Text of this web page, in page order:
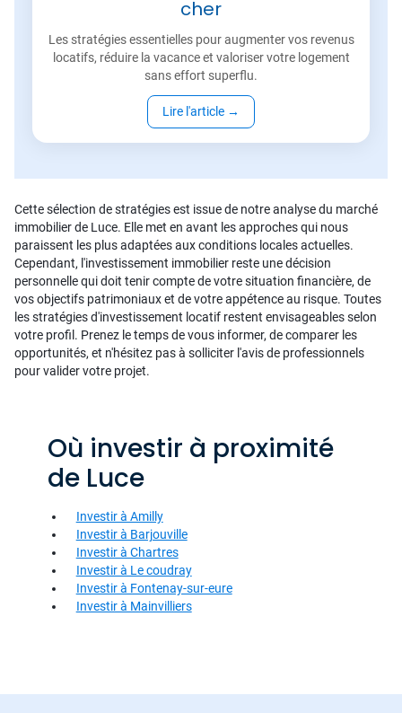
cher
Les stratégies essentielles pour augmenter vos revenus
locatifs, réduire la vacance et valoriser votre logement
sans effort superflu.
Lire l'article →
Cette sélection de stratégies est issue de notre analyse du marché
immobilier de Luce. Elle met en avant les approches qui nous
paraissent les plus adaptées aux conditions locales actuelles.
Cependant, l'investissement immobilier reste une décision
personnelle qui doit tenir compte de votre situation financière, de
vos objectifs patrimoniaux et de votre appétence au risque. Toutes
les stratégies d'investissement locatif restent envisageables selon
votre profil. Prenez le temps de vous informer, de comparer les
opportunités, et n'hésitez pas à solliciter l'avis de professionnels
pour valider votre projet.
Où investir à proximité
de Luce
Investir à Amilly
Investir à Barjouville
Investir à Chartres
Investir à Le coudray
Investir à Fontenay-sur-eure
Investir à Mainvilliers